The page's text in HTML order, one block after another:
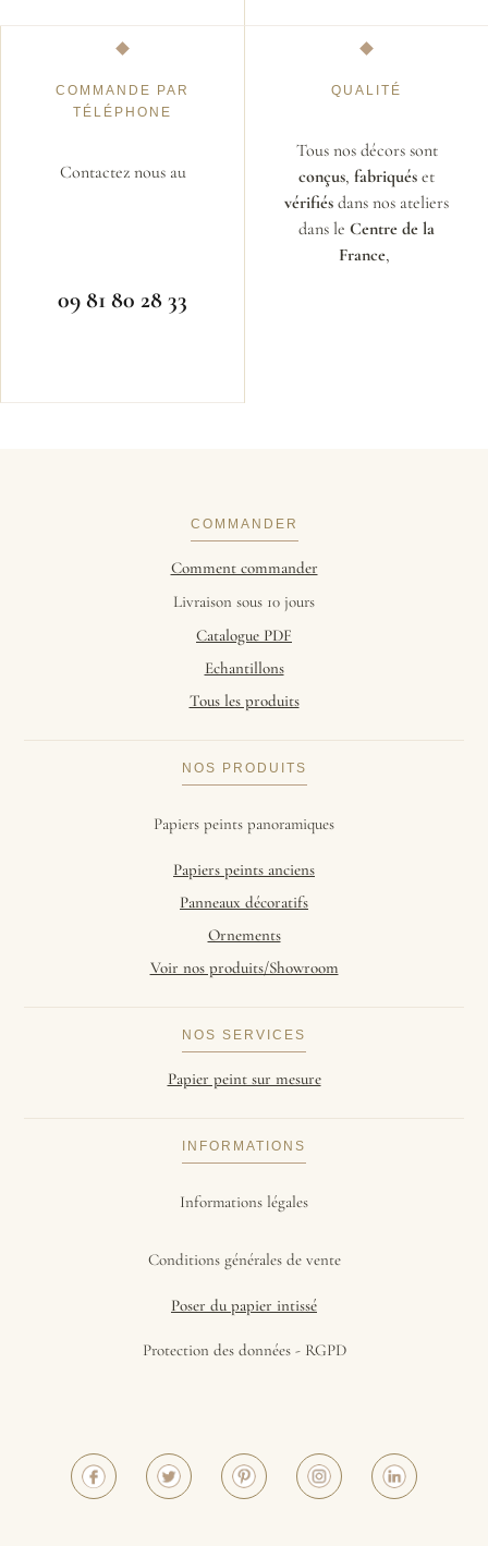
COMMANDE PAR
TÉLÉPHONE
Contactez nous au
09 81 80 28 33
QUALITÉ
Tous nos décors sont
conçus, fabriqués et
vérifiés dans nos ateliers
dans le Centre de la
France,
COMMANDER
Comment commander
Livraison sous 10 jours
Catalogue PDF
Echantillons
Tous les produits
NOS PRODUITS
Papiers peints panoramiques
Papiers peints anciens
Panneaux décoratifs
Ornements
Voir nos produits/Showroom
NOS SERVICES
Papier peint sur mesure
INFORMATIONS
Informations légales
Conditions générales de vente
Poser du papier intissé
Protection des données - RGPD